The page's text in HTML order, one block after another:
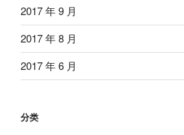
2017 年 9 月
2017 年 8 月
2017 年 6 月
分类